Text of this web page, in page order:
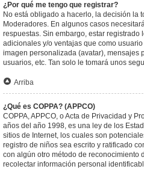
¿Por qué me tengo que registrar?
No está obligado a hacerlo, la decisión la
Moderadores. En algunos casos
respuestas. Sin embargo, estar registrado
adicionales y/o ventajas que como
imagen personalizada (avatar), mensajes
usuarios, etc. Tan solo le tomará unos
Arriba
¿Qué es COPPA? (APPCO)
COPPA, APPCO, o Acta de Privacidad y
años del año 1998, es una ley de los
sitios de Internet, los cuales son
registro de niños sea escrito y ratificado
con algún otro método de reconocimiento
recolectar información personal